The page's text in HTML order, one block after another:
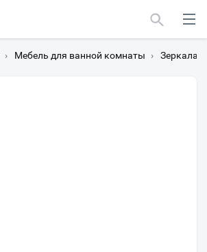
› Мебель для ванной комнаты › Зеркала